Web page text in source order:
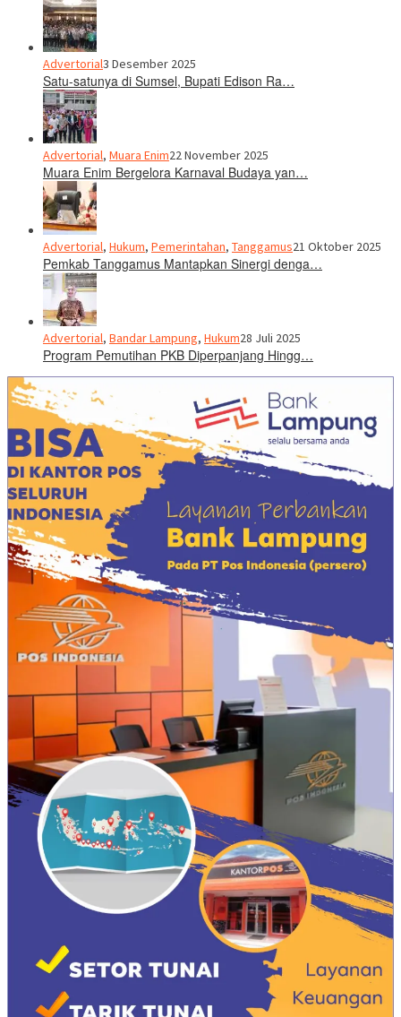
Advertorial3 Desember 2025
Satu-satunya di Sumsel, Bupati Edison Ra…
Advertorial, Muara Enim22 November 2025
Muara Enim Bergelora Karnaval Budaya yan…
Advertorial, Hukum, Pemerintahan, Tanggamus21 Oktober 2025
Pemkab Tanggamus Mantapkan Sinergi denga…
Advertorial, Bandar Lampung, Hukum28 Juli 2025
Program Pemutihan PKB Diperpanjang Hingg…